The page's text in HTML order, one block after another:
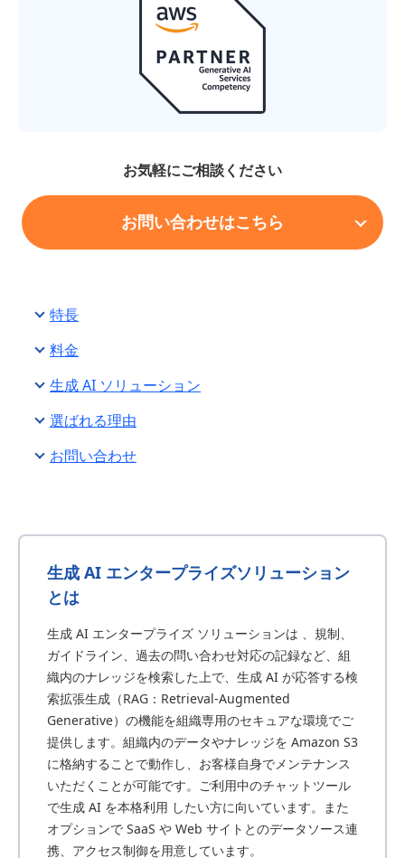
お気軽にご相談ください
お問い合わせはこちら
特長
料金
生成 AI ソリューション
選ばれる理由
お問い合わせ
生成 AI エンタープライズソリューション
とは
生成 AI エンタープライズ ソリューションは 、規制、
ガイドライン、過去の問い合わせ対応の記録など、組
織内のナレッジを検索した上で、生成 AI が応答する検
索拡張生成（RAG：Retrieval-Augmented
Generative）の機能を組織専用のセキュアな環境でご
提供します。組織内のデータやナレッジを Amazon S3
に格納することで動作し、お客様自身でメンテナンス
いただくことが可能です。ご利用中のチャットツール
で生成 AI を本格利用 したい方に向いています。また
オプションで SaaS や Web サイトとのデータソース連
携、アクセス制御を用意しています。